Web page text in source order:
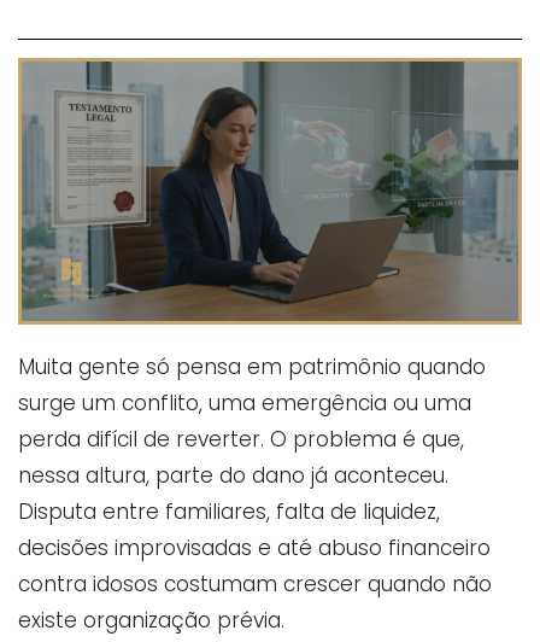
Muita gente só pensa em patrimônio quando
surge um conflito, uma emergência ou uma
perda difícil de reverter. O problema é que,
nessa altura, parte do dano já aconteceu.
Disputa entre familiares, falta de liquidez,
decisões improvisadas e até abuso financeiro
contra idosos costumam crescer quando não
existe organização prévia.